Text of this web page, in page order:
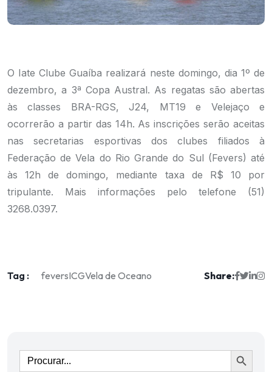
O Iate Clube Guaíba realizará neste domingo, dia 1º de
dezembro, a 3ª Copa Austral. As regatas são abertas
às classes BRA-RGS, J24, MT19 e Velejaço e
ocorrerão a partir das 14h. As inscrições serão aceitas
nas secretarias esportivas dos clubes filiados à
Federação de Vela do Rio Grande do Sul (Fevers) até
às 12h de domingo, mediante taxa de R$ 10 por
tripulante. Mais informações pelo telefone (51)
3268.0397.
Tag : feversICGVela de Oceano Share:
Ir